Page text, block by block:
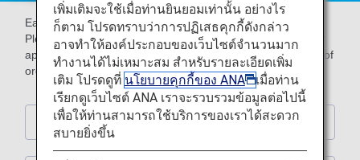
Earn miles by using the following partner shops.
Please present ANA Mileage Club card or digital card (AMC
app) with ANA Mileage Club card number (10-digit) at time of
order and payment.
Hotels
เพิ่มเติมจะใช้เมื่อท่านยินยอมเท่านั้น อย่างไร
ก็ตาม โปรดทราบว่าการปฏิเสธคุกกี้ดังกล่าว
อาจทำให้องค์ประกอบของเว็บไซต์จำนวนมาก
ทำงานได้ไม่เหมาะสม สำหรับรายละเอียดเพิ่ม
เติม โปรดดูที่ นโยบายคุกกี้ของ ANA
เมื่อท่าน
เรียกดูเว็บไซต์ ANA เราจะรวบรวมข้อมูลต่อไปนี้
เพื่อให้ท่านสามารถใช้บริการของเราได้สะดวก
สบายยิ่งขึ้น